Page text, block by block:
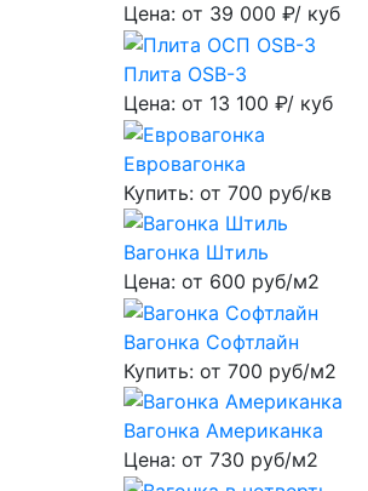
Цена: от 39 000 ₽/ куб
Плита OSB-3
Цена: от 13 100 ₽/ куб
Евровагонка
Купить: от 700 руб/кв
Вагонка Штиль
Цена: от 600 руб/м2
Вагонка Софтлайн
Купить: от 700 руб/м2
Вагонка Американка
Цена: от 730 руб/м2